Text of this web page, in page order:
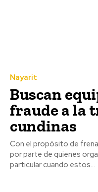
Nayarit
Buscan
fraude a la
cundinas
Con el propósito de
por parte de quienes
particular cuando estos...